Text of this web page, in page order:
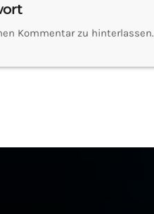
Kommentar zu hinterlassen.